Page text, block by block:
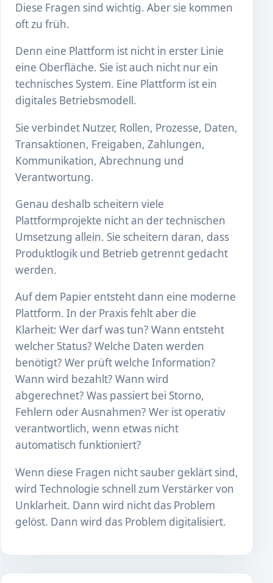
Diese Fragen sind wichtig. Aber sie kommen
oft zu früh.
Denn eine Plattform ist nicht in erster Linie
eine Oberfläche. Sie ist auch nicht nur ein
technisches System. Eine Plattform ist ein
digitales Betriebsmodell.
Sie verbindet Nutzer, Rollen, Prozesse, Daten,
Transaktionen, Freigaben, Zahlungen,
Kommunikation, Abrechnung und
Verantwortung.
Genau deshalb scheitern viele
Plattformprojekte nicht an der technischen
Umsetzung allein. Sie scheitern daran, dass
Produktlogik und Betrieb getrennt gedacht
werden.
Auf dem Papier entsteht dann eine moderne
Plattform. In der Praxis fehlt aber die
Klarheit: Wer darf was tun? Wann entsteht
welcher Status? Welche Daten werden
benötigt? Wer prüft welche Information?
Wann wird bezahlt? Wann wird
abgerechnet? Was passiert bei Storno,
Fehlern oder Ausnahmen? Wer ist operativ
verantwortlich, wenn etwas nicht
automatisch funktioniert?
Wenn diese Fragen nicht sauber geklärt sind,
wird Technologie schnell zum Verstärker von
Unklarheit. Dann wird nicht das Problem
gelöst. Dann wird das Problem digitalisiert.